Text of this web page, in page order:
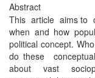
Abstract
This article aims to
when and how
political concept.
do these
about vast